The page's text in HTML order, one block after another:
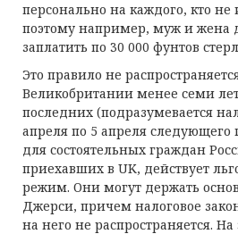
персонально на каждого, кто
поэтому например, муж и жена
заплатить по 30 000 фунтов
Это правило не
Великобритании менее семи
последних (подразумевается
апреля по 5 апреля следующего
для состоятельных граждан
приехавших в UK, действует
режим. Они могут держать
Джерси, причем налоговое
на него не распространяется. На